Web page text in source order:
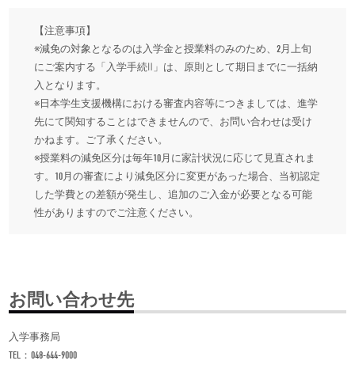
【注意事項】
※減免の対象となるのは入学金と授業料のみのため、2月上旬
にご案内する「入学手続Ⅱ」は、原則として期日までに一括納
入となります。
※日本学生支援機構における審査内容等につきましては、進学
先にて関知することはできませんので、お問い合わせは受け
かねます。ご了承ください。
※授業料の減免区分は毎年10月に家計状況に応じて見直されま
す。10月の審査により減免区分に変更があった場合、当初認定
した学費との差額が発生し、追加のご入金が必要となる可能
性がありますのでご注意ください。
お問い合わせ先
入学事務局
TEL：048-644-9000